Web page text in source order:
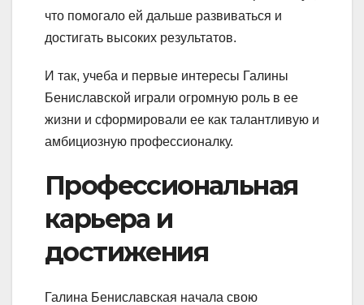
что помогало ей дальше развиваться и
достигать высоких результатов.
И так, учеба и первые интересы Галины
Бениславской играли огромную роль в ее
жизни и сформировали ее как талантливую и
амбициозную профессионалку.
Профессиональная
карьера и
достижения
Галина Бениславская начала свою